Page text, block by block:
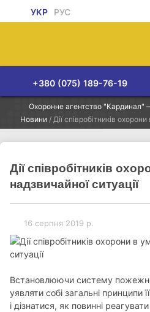
УКР РУС
+380 (075) 189-76-19
Охоронне агентство "Кардинал"
Новини / Дії співробітників
Дії співробітників
надзвичайної ситуації
16 серпня 2019 р.
Встановлюючи систему
уявляти собі загальні принципи
і дізнатися, як повинні